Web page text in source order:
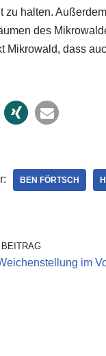
zu halten.
des
Mikrowald, dass
BEN FÖRTSCH
im